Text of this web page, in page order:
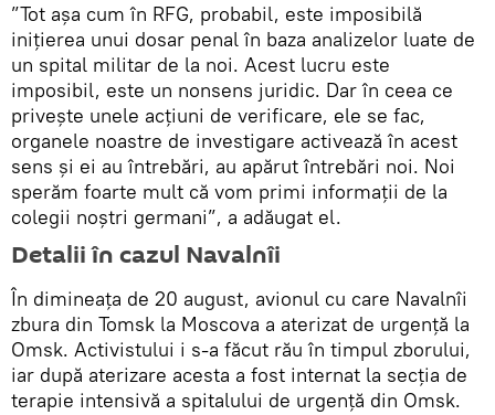
”Tot așa cum în RFG, probabil, este imposibilă
inițierea unui dosar penal în baza analizelor luate de
un spital militar de la noi. Acest lucru este
imposibil, este un nonsens juridic. Dar în ceea ce
privește unele acțiuni de verificare, ele se fac,
organele noastre de investigare activează în acest
sens și ei au întrebări, au apărut întrebări noi. Noi
sperăm foarte mult că vom primi informații de la
colegii noștri germani”, a adăugat el.
Detalii în cazul Navalnîi
În dimineața de 20 august, avionul cu care Navalnîi
zbura din Tomsk la Moscova a aterizat de urgență la
Omsk. Activistului i s-a făcut rău în timpul zborului,
iar după aterizare acesta a fost internat la secția de
terapie intensivă a spitalului de urgență din Omsk.